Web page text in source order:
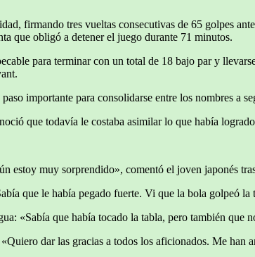
firmando tres vueltas consecutivas de 65 golpes
que obligó a detener el juego durante 71 minutos.
para terminar con un total de 18 bajo par y
importante para consolidarse entre los nombres a
que todavía le costaba asimilar lo que había
estoy muy sorprendido», comentó el joven japonés
que le había pegado fuerte. Vi que la bola golpeó
«Sabía que había tocado la tabla, pero también que
dar las gracias a todos los aficionados. Me